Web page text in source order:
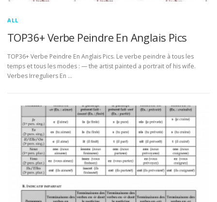
ALL
TOP36+ Verbe Peindre En Anglais Pics
TOP36+ Verbe Peindre En Anglais Pics. Le verbe peindre à tous les
temps et tous les modes : — the artist painted a portrait of his wife.
Verbes Irreguliers En …